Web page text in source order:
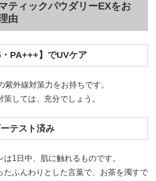
ティックパウダリーEXをお
由
PA+++】でUVケア
紫外線対策力をお持ちです。
策しては、充分でしょう。
テスト済み
は1日中、肌に触れるものです。
たふんわりとした言葉で、お茶を濁すで